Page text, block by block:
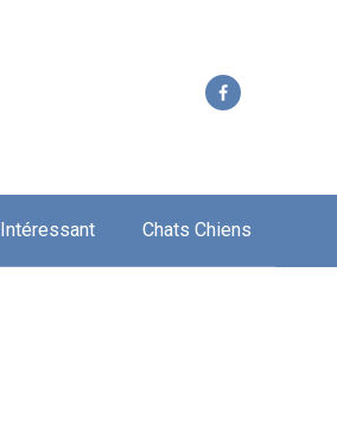
Intéressant Chats Chiens